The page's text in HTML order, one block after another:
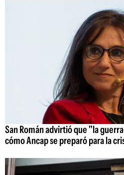
San Román advirtió que "la
cómo Ancap se preparó para la